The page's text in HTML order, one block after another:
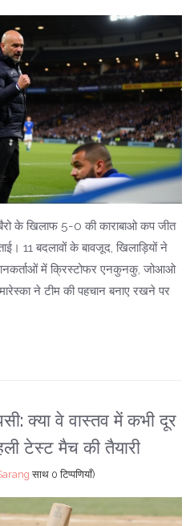
के खिलाफ 5-0 की काराबाओ कप जीत
11 बदलावों के बावजूद, खिलाड़ियों ने
में क्रिस्टोफर एनकुनकु, जोआओ
ने टीम की पहचान बनाए रखने पर
क्‍या वे वास्तव में कभी दूर
टेस्ट मैच की तैयारी
साथ 0 टिप्पणियाँ)